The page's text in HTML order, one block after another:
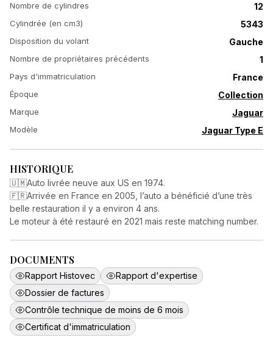
Nombre de cylindres 12
Cylindrée (en cm3) 5343
Disposition du volant Gauche
Nombre de propriétaires précédents 1
Pays d'immatriculation France
Époque Collection
Marque Jaguar
Modèle Jaguar Type E
HISTORIQUE
🇺🇲Auto livrée neuve aux US en 1974.
🇫🇷Arrivée en France en 2005, l’auto a bénéficié d’une très
belle restauration il y a environ 4 ans.
Le moteur à été restauré en 2021 mais reste matching number.
DOCUMENTS
Rapport Histovec
Rapport d'expertise
Dossier de factures
Contrôle technique de moins de 6 mois
Certificat d'immatriculation